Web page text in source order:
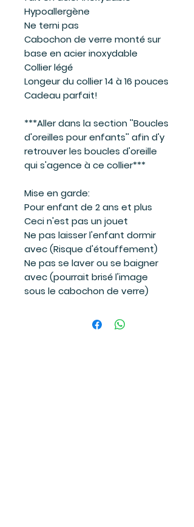
Hypoallergène
Ne terni pas
Cabochon de verre monté sur
base en acier inoxydable
Collier légé
Longeur du collier 14 à 16 pouces
Cadeau parfait!
***Aller dans la section ''Boucles
d'oreilles pour enfants'' afin d'y
retrouver les boucles d'oreille
qui s'agence à ce collier***
Mise en garde:
Pour enfant de 2 ans et plus
Ceci n'est pas un jouet
Ne pas laisser l'enfant dormir
avec (Risque d'étouffement)
Ne pas se laver ou se baigner
avec (pourrait brisé l'image
sous le cabochon de verre)